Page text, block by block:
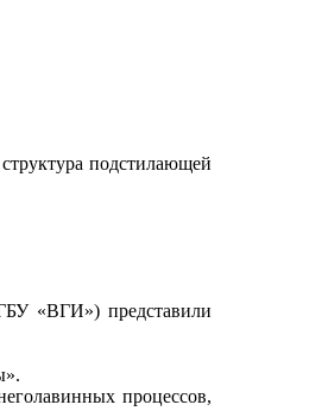
подстилающей
«ВГИ») представили
процессов,